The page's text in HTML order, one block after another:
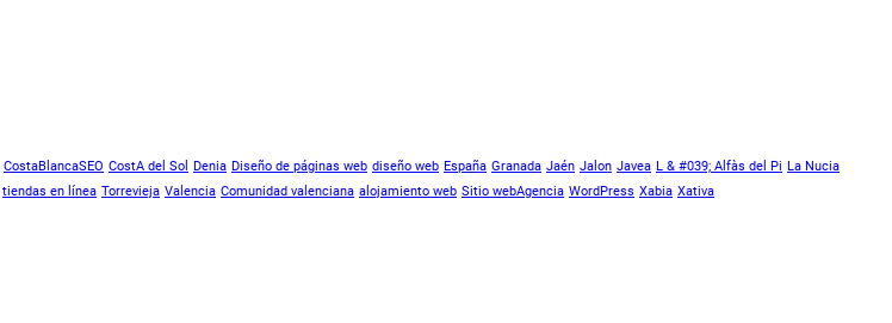
CostaBlancaSEO CostA del Sol Denia Diseño de páginas web diseño web España Granada Jaén Jalon Javea L & #039; Alfàs del Pi La Nucia
tiendas en línea Torrevieja Valencia Comunidad valenciana alojamiento web Sitio webAgencia WordPress Xabia Xativa